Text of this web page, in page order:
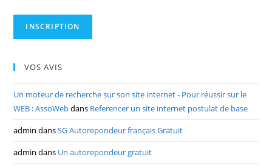
VOS AVIS
Un moteur de recherche sur son site internet - Pour réussir sur le
WEB : AssoWebdans Referencer un site internet postulat de base
admin dansSG Autorepondeur français Gratuit
admin dans Un autorepondeur gratuit